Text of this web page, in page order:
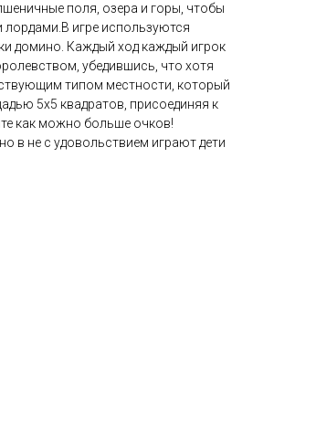
поля, озера и горы, чтобы
лордами.В игре используются
домино. Каждый ход каждый игрок
убедившись, что хотя
типом местности, который
5х5 квадратов, присоединяя к
как можно больше очков!
в не с удовольствием играют дети